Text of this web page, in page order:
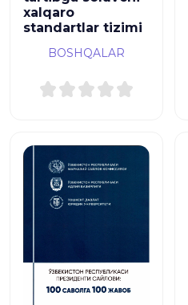
xalqaro
standartlar tizimi
BOSHQALAR